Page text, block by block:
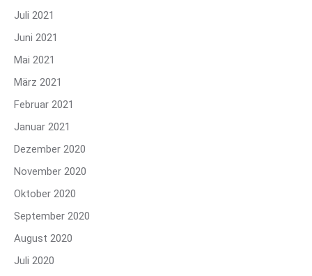
Juli 2021
Juni 2021
Mai 2021
März 2021
Februar 2021
Januar 2021
Dezember 2020
November 2020
Oktober 2020
September 2020
August 2020
Juli 2020